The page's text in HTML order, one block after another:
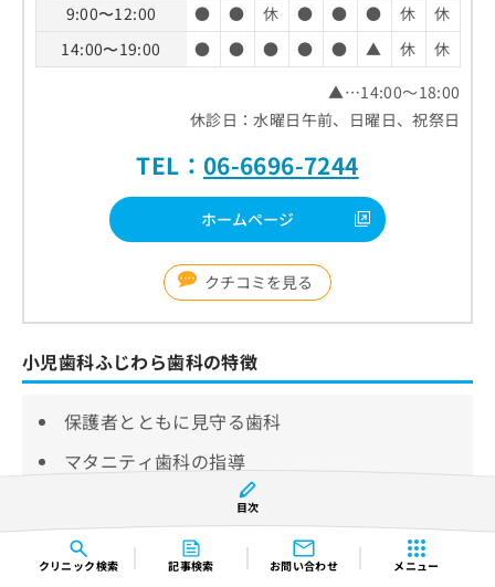
クリニック検索 記事検索 お問い合わせ メニュー
9:00〜12:00
● ● 休 ● ● ● 休
休
14:00〜19:00
● ● ● ● ● ▲ 休
休
▲…14:00～18:00
休診日：水曜日午前、日曜日、祝祭日
TEL： 06-6696-7244
ホームページ
クチコミを見る
小児歯科ふじわら歯科の特徴
保護者とともに見守る歯科
マタニティ歯科の指導
小児歯科ふじわら歯科は開放感ある明るい雰囲気のあ
目次